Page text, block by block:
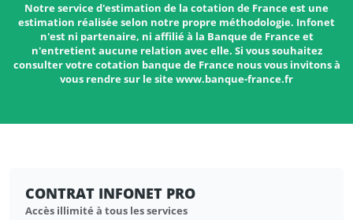
Notre service d'estimation de la cotation de France est une
estimation réalisée selon notre propre méthodologie. Infonet
n'est ni partenaire, ni affilié à la Banque de France et
n'entretient aucune relation avec elle. Si vous souhaitez
consulter votre cotation banque de France nous vous invitons à
vous rendre sur le site www.banque-france.fr
CONTRAT INFONET PRO
Accès illimité à tous les services